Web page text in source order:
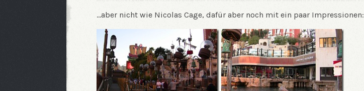
…aber nicht wie Nicolas Cage, dafür aber noch mit ein paar Impressionen: